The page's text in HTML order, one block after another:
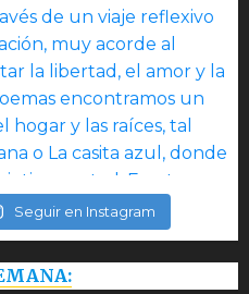
Seguir en Instagram